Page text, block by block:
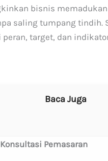
bisnis memadukan
saling tumpang tindih.
target, dan
Baca Juga